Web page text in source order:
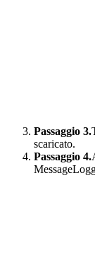
Passaggio 3.
scaricato.
Passaggio 4.